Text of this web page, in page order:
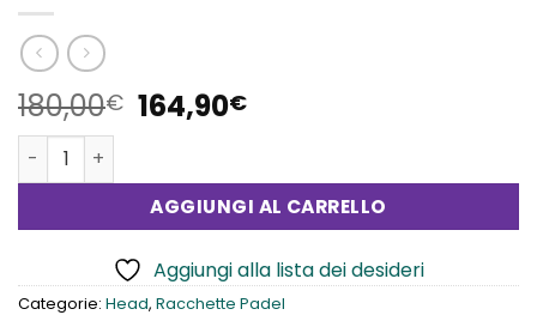
180,00€ Il
prezzo
era:
180,00€.
164,90€Il
è:
164,90€.
Head Radical Team 2026 quantità
AGGIUNGI AL CARRELLO
Aggiungi alla lista dei desideri
Categorie: Head, Racchette Padel